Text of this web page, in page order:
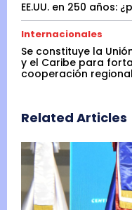
EE.UU. en 250 años:
Internacionales
Se constituye la
y el Caribe para
cooperación regional
Related Articles